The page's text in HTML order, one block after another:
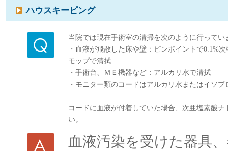
ハウスキーピング
当院では現在手術室の清掃を次のように行ってい
・血液が飛散した床や壁：ピンポイントで0.1%
モップで清拭
・手術台、ＭＥ機器など：アルカリ水で清拭
・モニター類のコードはアルカリ水またはイソプ
コードに血液が付着していた場合、次亜塩素酸
い。
血液汚染を受けた器具